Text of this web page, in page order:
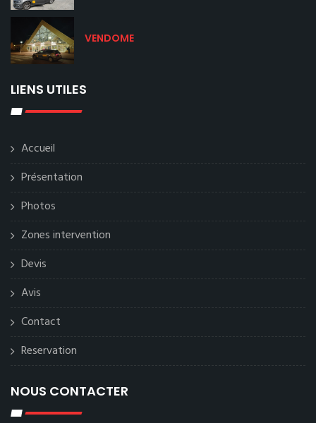
VENDOME
LIENS UTILES
Accueil
Présentation
Photos
Zones intervention
Devis
Avis
Contact
Reservation
NOUS CONTACTER